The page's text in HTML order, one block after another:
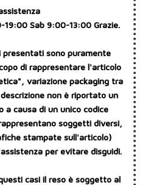
Sab 9:00-13:00 Grazie.
presentati sono puramente
di rappresentare l'articolo
variazione packaging tra
non è riportato un
a causa di un unico codice
soggetti diversi,
stampate sull'articolo)
per evitare disguidi.
casi il reso è soggetto al